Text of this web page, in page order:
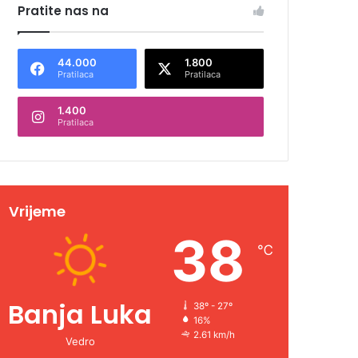
Pratite nas na
44.000
Pratilaca
1.800
Pratilaca
1.400
Pratilaca
Vrijeme
Banja Luka
Vedro
38 ℃
38º - 27º
16%
2.61 km/h